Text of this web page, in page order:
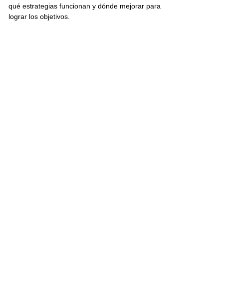
qué estrategias funcionan y dónde mejorar para
lograr los objetivos.